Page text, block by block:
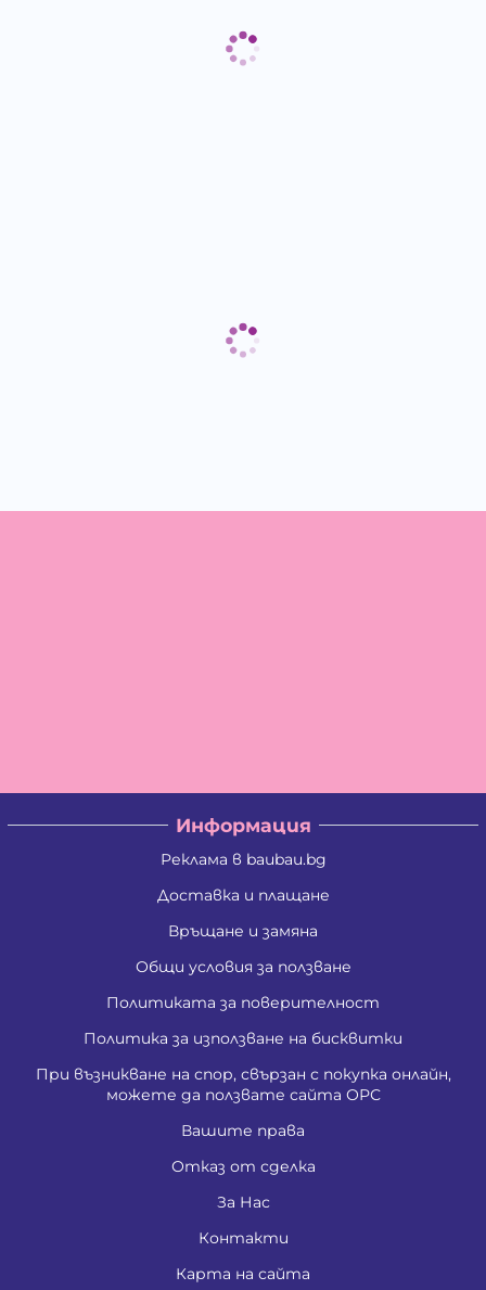
Информация
Реклама в baubau.bg
Доставка и плащане
Връщане и замяна
Общи условия за ползване
Политиката за поверителност
Политика за използване на бисквитки
При възникване на спор, свързан с покупка онлайн,
можете да ползвате сайта ОРС
Вашите права
Отказ от сделка
За Нас
Контакти
Карта на сайта